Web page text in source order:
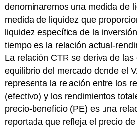
denominaremos una medida de
medida de liquidez que
liquidez específica de la
tiempo es la relación actual-
La relación CTR se deriva de las
equilibrio del mercado donde el
representa la relación entre los
(efectivo) y los rendimientos
precio-beneficio (PE) es una
reportada que refleja el precio